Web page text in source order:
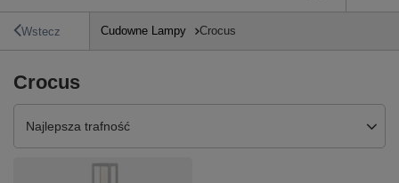
Wstecz Cudowne Lampy Crocus
Crocus
Zmień sortowanie
Najlepsza trafność